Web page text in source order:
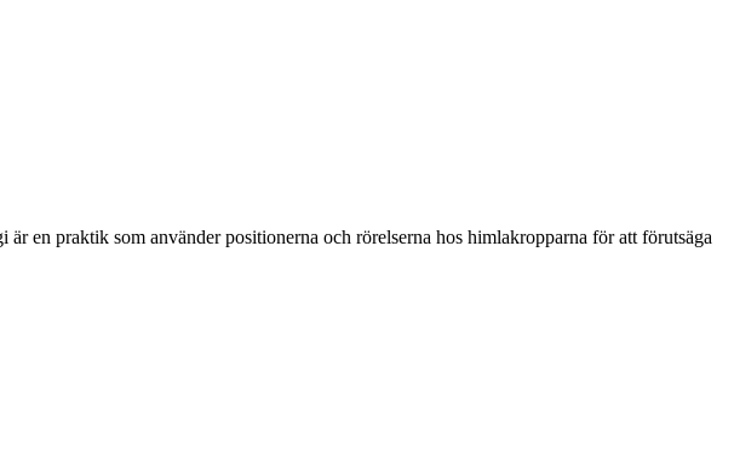
en praktik som använder positionerna och rörelserna hos himlakropparna för att förutsäga